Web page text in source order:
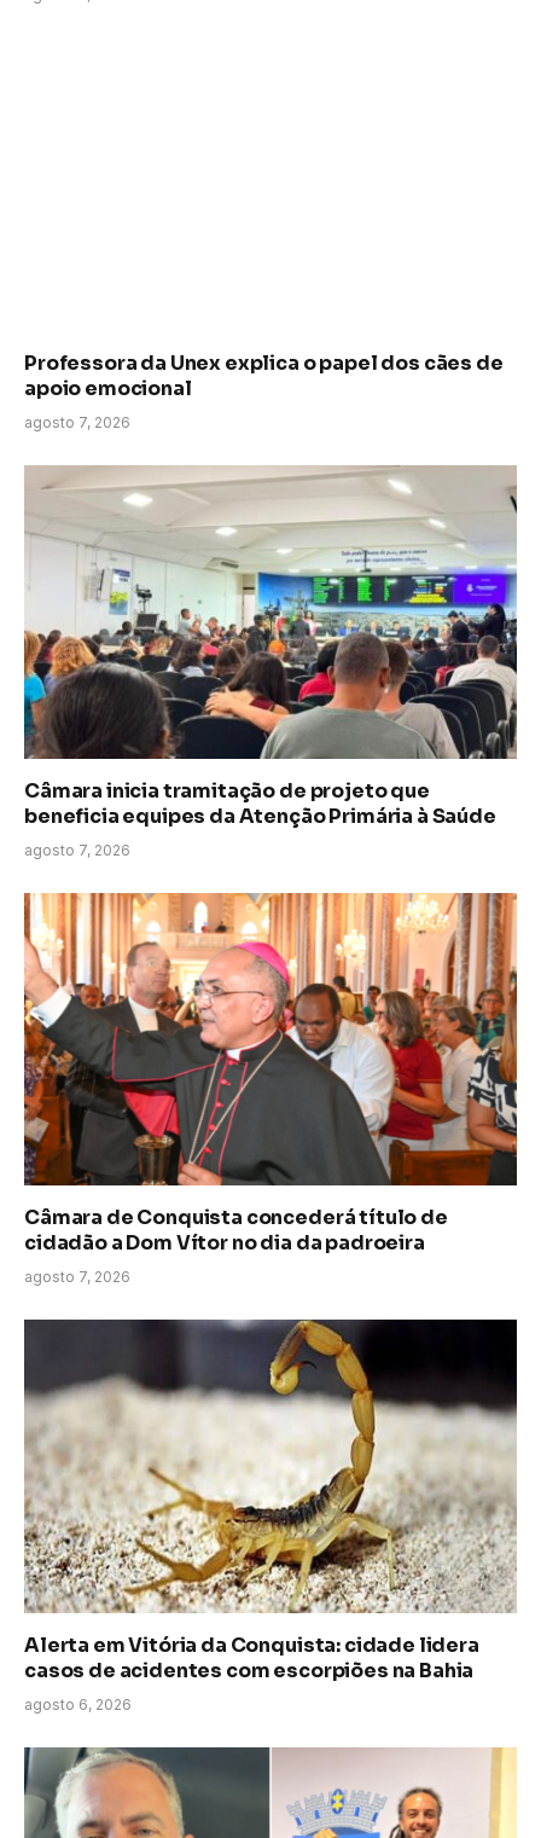
Professora da Unex explica o papel dos cães de
apoio emocional
agosto 7, 2026
Câmara inicia tramitação de projeto que
beneficia equipes da Atenção Primária à Saúde
agosto 7, 2026
Câmara de Conquista concederá título de
cidadão a Dom Vítor no dia da padroeira
agosto 7, 2026
Alerta em Vitória da Conquista: cidade lidera
casos de acidentes com escorpiões na Bahia
agosto 6, 2026